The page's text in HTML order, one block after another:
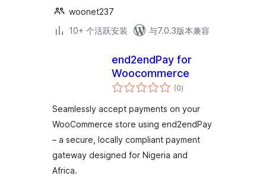
woonet237
10+ 个活跃安装
与7.0.3版本兼容
end2endPay for
Woocommerce
(0总
评)
Seamlessly accept payments on your
WooCommerce store using end2endPay
– a secure, locally compliant payment
gateway designed for Nigeria and
Africa.